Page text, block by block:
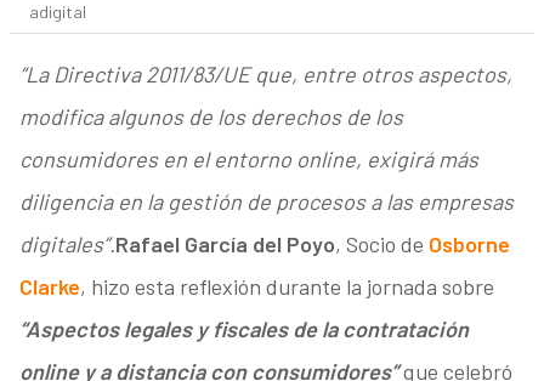
adigital
“La Directiva 2011/83/UE que, entre otros aspectos,
modifica algunos de los derechos de los
consumidores en el entorno online, exigirá más
diligencia en la gestión de procesos a las empresas
digitales”.Rafael García del Poyo, Socio de Osborne
Clarke, hizo esta reflexión durante la jornada sobre
“Aspectos legales y fiscales de la contratación
online y a distancia con consumidores”que celebró